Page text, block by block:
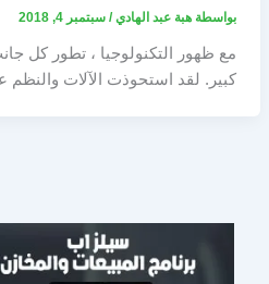
بواسطة هبة عبد الهادي/ سبتمبر 4, 2018
مع ظهور التكنولوجيا ، تطور كل
كبير. لقد استحوذت الآلات والنظم